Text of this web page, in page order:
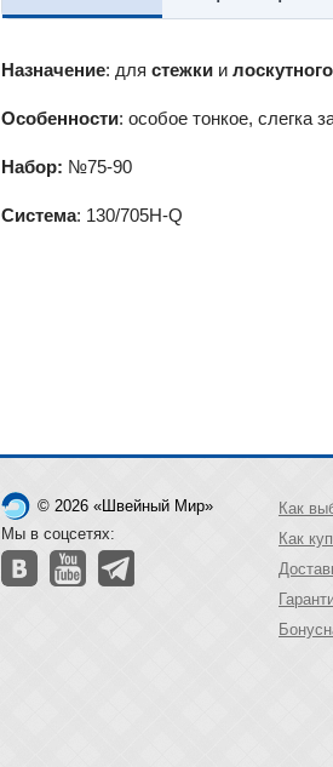
Назначение: для стежки и
Особенности: особое тонкое, слегка
Набор: №75-90
Система: 130/705H-Q
© 2026 «Швейный Мир»
Мы в соцсетях:
Как
Как